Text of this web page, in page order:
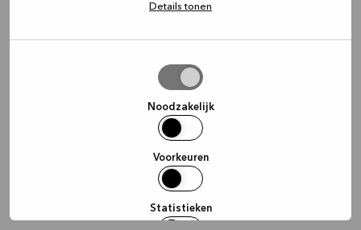
Details tonen
Noodzakelijk
Voorkeuren
Statistieken